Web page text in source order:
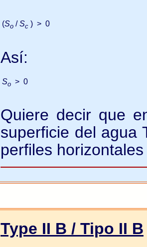
(So /Sc ) > 0
Así:
So > 0
Quiere decir que
superficie del agua
perfiles
Type II B / Tipo II B